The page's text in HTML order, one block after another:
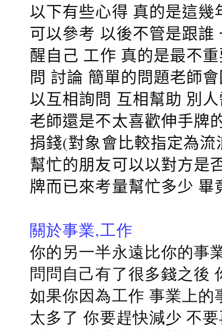
以下有些心得 真的是這
可以參考 以後不管是跟
醒自己 工作 真的是最不
問 討論 簡單的問題老師
以互相詢問 互相幫助 別
老師還是不太喜歡伸手牌
捐錢(對象會比較指定為
幫忙的朋友可以以對方是
牌而已來考量幫忙多少
關於事業,工作
你的另一半永遠比你的事
問問自己有了很多錢之後
如果你因為工作 事業上
太多了 你要趕快減少 不